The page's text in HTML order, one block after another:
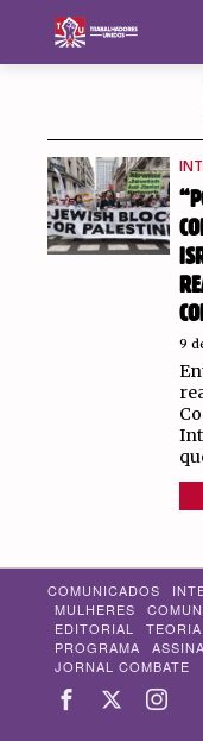
9
COMUNICADOS
MULHERES
EDITORIAL
TEORIA
PROGRAMA
JORNAL COMBATE